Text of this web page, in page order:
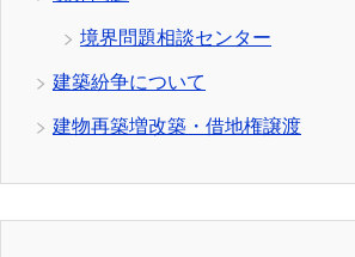
境界問題相談センター
建築紛争について
建物再築増改築・借地権譲渡